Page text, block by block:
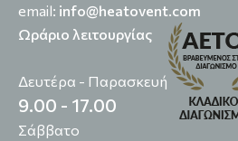
email: info@heatovent.com
Ωράριο λειτουργίας
Δευτέρα - Παρασκευή
9.00 - 17.00
Σάββατο